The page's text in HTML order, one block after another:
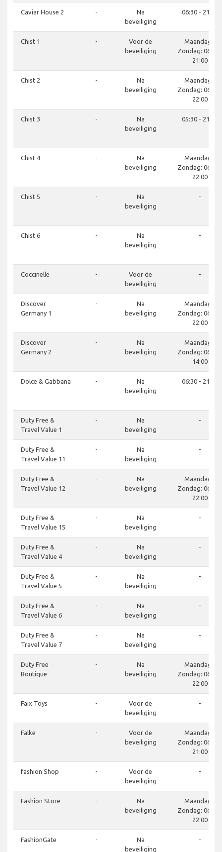
Caviar House 2 -
Na
beveiliging
06:30 - 21:30
Chist 1 -
Voor de
beveiliging
Maandag -
Zondag: 06:00
21:00
Chist 2 -
Na
beveiliging
Maandag -
Zondag: 06:00
22:00
Chist 3 -
Na
beveiliging
05:30 - 21:30
Chist 4 -
Na
beveiliging
Maandag -
Zondag: 06:00
22:00
Chist 5 -
Na
beveiliging
-
Chist 6 -
Na
beveiliging
-
Coccinelle -
Voor de
beveiliging
-
Discover
Germany 1
-
Na
beveiliging
Maandag -
Zondag: 06:00
22:00
Discover
Germany 2
-
Na
beveiliging
Maandag -
Zondag: 06:00
14:00
Dolce & Gabbana -
Na
beveiliging
06:30 - 21:30
Duty Free &
Travel Value 1
-
Na
beveiliging
-
Duty Free &
Travel Value 11
-
Na
beveiliging
-
Duty Free &
Travel Value 12
-
Na
beveiliging
Maandag -
Zondag: 06:00
22:00
Duty Free &
Travel Value 15
-
Na
beveiliging
-
Duty Free &
Travel Value 4
-
Na
beveiliging
-
Duty Free &
Travel Value 5
-
Na
beveiliging
-
Duty Free &
Travel Value 6
-
Na
beveiliging
-
Duty Free &
Travel Value 7
-
Na
beveiliging
-
Duty Free
Boutique
-
Na
beveiliging
Maandag -
Zondag: 06:00
22:00
Faix Toys -
Voor de
beveiliging
-
Falke -
Voor de
beveiliging
Maandag -
Zondag: 06:00
21:00
fashion Shop -
Voor de
beveiliging
-
Fashion Store -
Na
beveiliging
Maandag -
Zondag: 06:00
22:00
FashionGate -
Na
beveiliging
-